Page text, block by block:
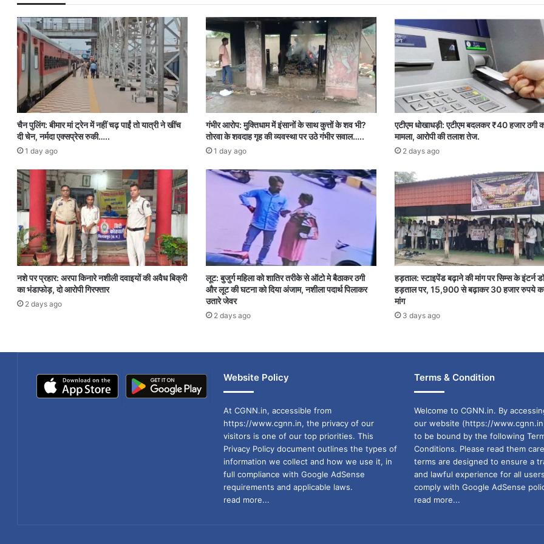
चैन पुलिंग: बीमार मां ट्रेन में नहीं चढ़ पाईं तो यात्री ने खींच
दी चेन, नर्मदा एक्सप्रेस रुकी…..
1 day ago
गंभीर आरोप: मुक्तिधाम में इंसानों के साथ कुत्तों के शव भी?
तोरवा के शवदाह गृह की व्यवस्था पर उठे गंभीर सवाल…..
1 day ago
एटीएम धोखाधड़ी: एटीएम बदलकर ₹40 हजार ठगी
मामला, आरोपी की तलाश तेज.
2 days ago
नशे पर प्रहार: अरपा किनारे नशीली दवाइयों की अवैध बिक्री
का भंडाफोड़, दो आरोपी गिरफ्तार
2 days ago
लूट: बुजुर्ग महिला को शातिर तरीके से ऑटो मे बैठाकर ठगी
और लूट की घटना को दिया अंजाम, नशीला पदार्थ पिलाकर
उतारे जेवर
2 days ago
हड़ताल: स्टाइपेंड बढ़ाने की मांग पर सिम्स के इंटर्न
हड़ताल पर, 15,900 से बढ़ाकर 30 हजार रुपये
मांग
3 days ago
Website Policy
At CGNN.in, accessible from
https://www.cgnn.in, the privacy of our
visitors is one of our top priorities. This
Privacy Policy document outlines the types of
information we collect and how we use it, in
full compliance with Google AdSense
requirements and applicable laws.
read more...
Terms & Condition
Welcome to CGNN.in. By
our website (https://
to be bound by the following
Conditions. Please read them
terms are designed to ensure a
and lawful experience for all
comply with Google AdSense
read more...